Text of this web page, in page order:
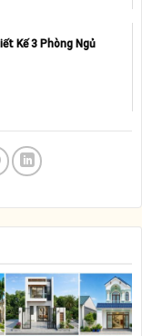
Kế 3 Phòng Ngủ